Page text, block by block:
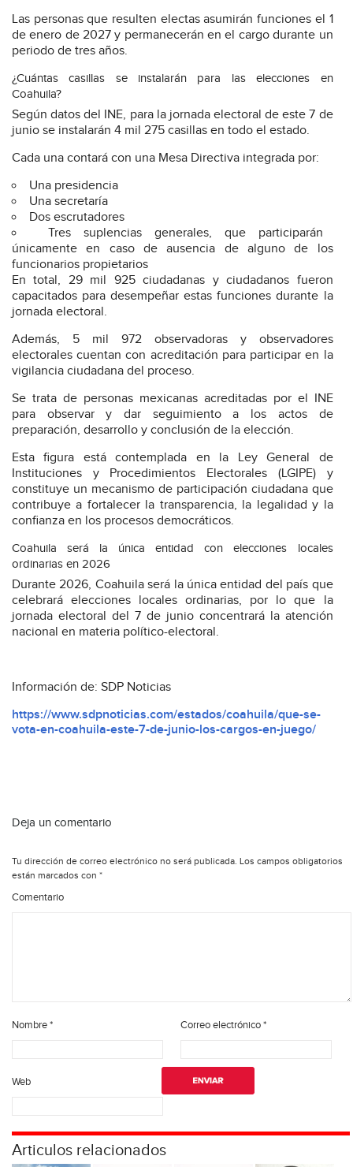
Las personas que resulten electas asumirán funciones el 1
de enero de 2027 y permanecerán en el cargo durante un
periodo de tres años.
¿Cuántas casillas se instalarán para las elecciones en
Coahuila?
Según datos del INE, para la jornada electoral de este 7 de
junio se instalarán 4 mil 275 casillas en todo el estado.
Cada una contará con una Mesa Directiva integrada por:
Una presidencia
Una secretaría
Dos escrutadores
Tres suplencias generales, que participarán
únicamente en caso de ausencia de alguno de los
funcionarios propietarios
En total, 29 mil 925 ciudadanas y ciudadanos fueron
capacitados para desempeñar estas funciones durante la
jornada electoral.
Además, 5 mil 972 observadoras y observadores
electorales cuentan con acreditación para participar en la
vigilancia ciudadana del proceso.
Se trata de personas mexicanas acreditadas por el INE
para observar y dar seguimiento a los actos de
preparación, desarrollo y conclusión de la elección.
Esta figura está contemplada en la Ley General de
Instituciones y Procedimientos Electorales (LGIPE) y
constituye un mecanismo de participación ciudadana que
contribuye a fortalecer la transparencia, la legalidad y la
confianza en los procesos democráticos.
Coahuila será la única entidad con elecciones locales
ordinarias en 2026
Durante 2026, Coahuila será la única entidad del país que
celebrará elecciones locales ordinarias, por lo que la
jornada electoral del 7 de junio concentrará la atención
nacional en materia político-electoral.
Información de: SDP Noticias
https://www.sdpnoticias.com/estados/coahuila/que-se-
vota-en-coahuila-este-7-de-junio-los-cargos-en-juego/
Deja un comentario
Tu dirección de correo electrónico no será publicada. Los campos obligatorios
están marcados con *
Comentario
Nombre* Correo electrónico*
Web
Articulos relacionados